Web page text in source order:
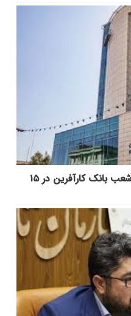
تغییر ساعت کاری شعب بانک کارآفرین در ۱۵